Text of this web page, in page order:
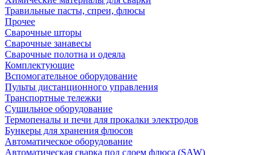
Травильные пасты, спреи, флюсы
Прочее
Сварочные шторы
Сварочные занавесы
Сварочные полотна и одеяла
Комплектующие
Вспомогательное оборудование
Пульты дистанционного управления
Транспортные тележки
Сушильное оборудование
Термопеналы и печи для прокалки электродов
Бункеры для хранения флюсов
Автоматическое оборудование
Автоматическая сварка под слоем флюса (SAW)